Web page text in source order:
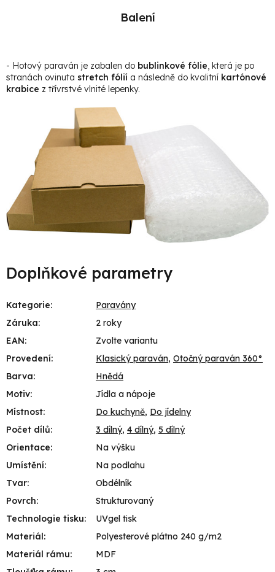
Balení
- Hotový paraván je zabalen do bublinkové fólie, která je po
stranách ovinuta stretch fólií a následně do kvalitní kartónové
krabice z třívrstvé vlnité lepenky.
Doplňkové parametry
Kategorie:
Paravány
Záruka:
2 roky
EAN:
Zvolte variantu
Provedení: Klasický paraván, Otočný paraván 360°
Barva:
Hnědá
Motiv:
Jídla a nápoje
Místnost: Do kuchyně, Do jídelny
Počet dílů: 3 dílný, 4 dílný, 5 dílný
Orientace:
Na výšku
Umístění:
Na podlahu
Tvar:
Obdélník
Povrch:
Strukturovaný
Technologie tisku:
UVgel tisk
Materiál :
Polyesterové plátno 240 g/m2
Materiál rámu:
MDF